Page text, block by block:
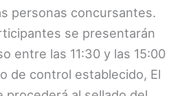
personas concursantes.
se presentarán
entre las 11:30 y las 15:00
de control establecido, El